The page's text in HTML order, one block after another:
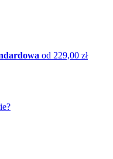
od 229,00 zł